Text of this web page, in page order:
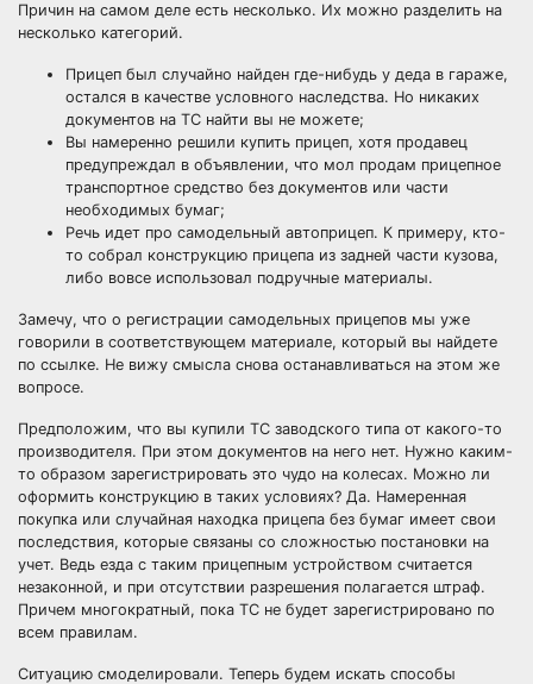
Причин на самом деле есть несколько. Их можно разделить на
несколько категорий.
Прицеп был случайно найден где-нибудь у деда в гараже,
остался в качестве условного наследства. Но никаких
документов на ТС найти вы не можете;
Вы намеренно решили купить прицеп, хотя продавец
предупреждал в объявлении, что мол продам прицепное
транспортное средство без документов или части
необходимых бумаг;
Речь идет про самодельный автоприцеп. К примеру, кто-
то собрал конструкцию прицепа из задней части кузова,
либо вовсе использовал подручные материалы.
Замечу, что о регистрации самодельных прицепов мы уже
говорили в соответствующем материале, который вы найдете
по ссылке. Не вижу смысла снова останавливаться на этом же
вопросе.
Предположим, что вы купили ТС заводского типа от какого-то
производителя. При этом документов на него нет. Нужно каким-
то образом зарегистрировать это чудо на колесах. Можно ли
оформить конструкцию в таких условиях? Да. Намеренная
покупка или случайная находка прицепа без бумаг имеет свои
последствия, которые связаны со сложностью постановки на
учет. Ведь езда с таким прицепным устройством считается
незаконной, и при отсутствии разрешения полагается штраф.
Причем многократный, пока ТС не будет зарегистрировано по
всем правилам.
Ситуацию смоделировали. Теперь будем искать способы